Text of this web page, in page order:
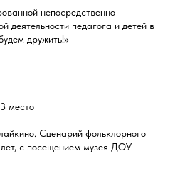
непосредственно
деятельности педагога и детей в
дружить!»
место
Сценарий фольклорного
с посещением музея ДОУ